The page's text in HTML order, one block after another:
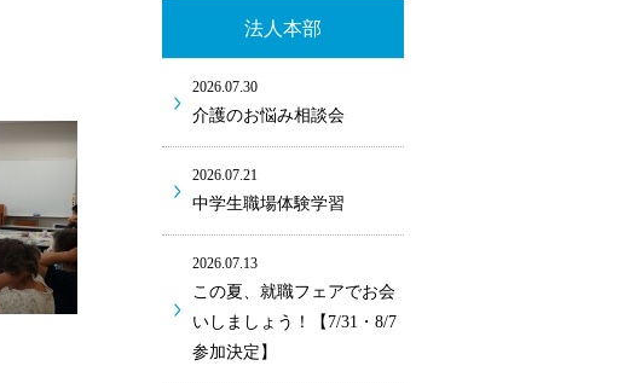
法人本部
2026.07.30
介護のお悩み相談会
2026.07.21
中学生職場体験学習
2026.07.13
この夏、就職フェアでお会
いしましょう！【7/31・8/7
参加決定】